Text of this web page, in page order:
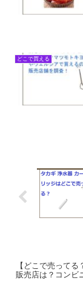
どこで買える
【どこで売って
販売店は？コンビ